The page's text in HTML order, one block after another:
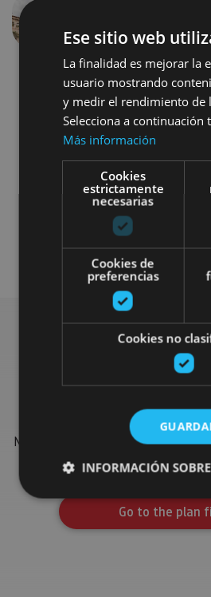
Previous
Arquitectura
Museos y centros
Find
Find more plans and suggestions
Navarre: organised activities, tours
events in the
Go to the plan
Ese sitio web
La finalidad es mejorar la
usuario mostrando
y medir el rendimiento de
Selecciona a continuación
Más información
Cookies
estrictamente
necesarias
Cookies de
preferencias
Cookies no
INFORMACIÓN
Cookies estrictamente